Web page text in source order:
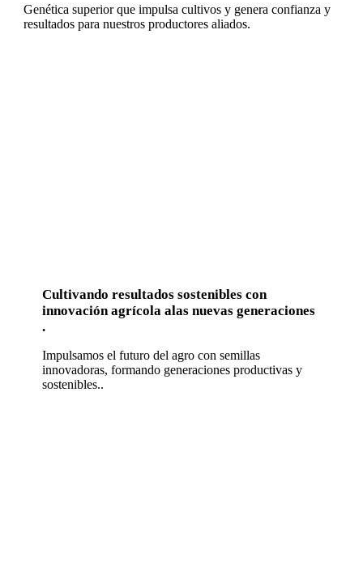
Genética superior que impulsa cultivos y genera confianza y
resultados para nuestros productores aliados.
Cultivando resultados sostenibles con
innovación agrícola alas nuevas generaciones
.
Impulsamos el futuro del agro con semillas
innovadoras, formando generaciones productivas y
sostenibles..